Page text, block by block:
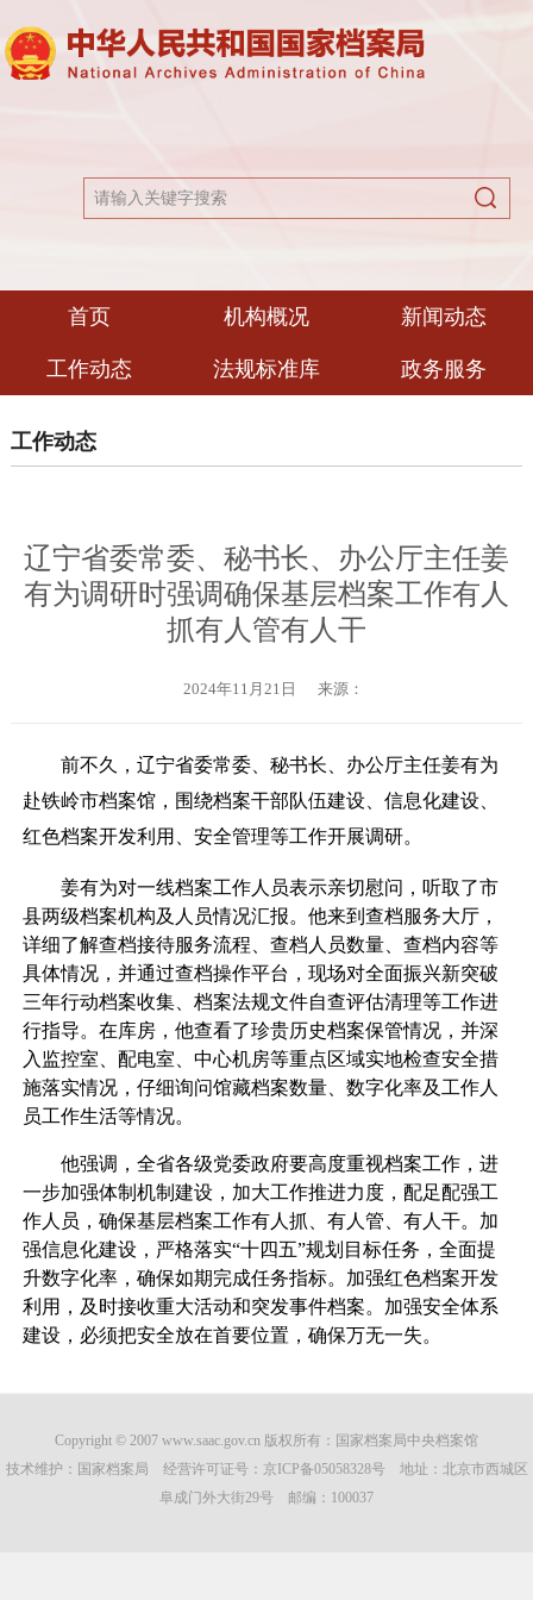
首页 机构概况 新闻动态
工作动态 法规标准库 政务服务
工作动态
辽宁省委常委、秘书长、办公厅主任姜
有为调研时强调确保基层档案工作有人
抓有人管有人干
2024年11月21日 来源：
前不久，辽宁省委常委、秘书长、办公厅主任姜有为
赴铁岭市档案馆，围绕档案干部队伍建设、信息化建设、
红色档案开发利用、安全管理等工作开展调研。
姜有为对一线档案工作人员表示亲切慰问，听取了市
县两级档案机构及人员情况汇报。他来到查档服务大厅，
详细了解查档接待服务流程、查档人员数量、查档内容等
具体情况，并通过查档操作平台，现场对全面振兴新突破
三年行动档案收集、档案法规文件自查评估清理等工作进
行指导。在库房，他查看了珍贵历史档案保管情况，并深
入监控室、配电室、中心机房等重点区域实地检查安全措
施落实情况，仔细询问馆藏档案数量、数字化率及工作人
员工作生活等情况。
他强调，全省各级党委政府要高度重视档案工作，进
一步加强体制机制建设，加大工作推进力度，配足配强工
作人员，确保基层档案工作有人抓、有人管、有人干。加
强信息化建设，严格落实“十四五”规划目标任务，全面提
升数字化率，确保如期完成任务指标。加强红色档案开发
利用，及时接收重大活动和突发事件档案。加强安全体系
建设，必须把安全放在首要位置，确保万无一失。
Copyright © 2007 www.saac.gov.cn 版权所有：国家档案局中央档案馆
技术维护：国家档案局 经营许可证号： 京ICP备05058328号地址：北京市西城区
阜成门外大街29号 邮编：100037